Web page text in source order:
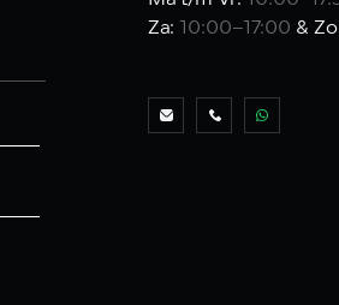
Za:
10:00–17:00 &